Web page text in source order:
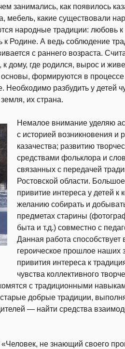
занимались, как появилось
мебель, какие существовали
народные традиции: любовь
Родине. А ведь соблюдение
с раннего возраста.
к дому, где родился, вырос и
основы, формируются в
разбудить у детей
их страна.
Немалое внимание уделяю
с историей возникновения и
казачества; развитию
средствами фольклора и
связанных с передачей
Ростовской области.
привитие интереса у детей к
желанию собирать и
предметах старины
быта и т.д.) совместно с
Данная работа способствует
героическое прошлое наших
привития интереса к
чувства коллективного
с традиционными
добрые традиции,
— найти средства
не знающий своего